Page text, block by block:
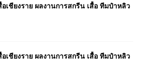
อเชียงราย ผลงานการสกรีน เสื้อ ทีมป๋าหลิว
อเชียงราย ผลงานการสกรีน เสื้อ ทีมป๋าหลิว